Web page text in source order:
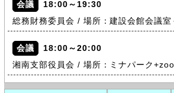
会議
18:00～19:30
総務財務委員会 / 場所：建設会館会議室
会議
18:00～20:00
湘南支部役員会 / 場所：ミナパーク